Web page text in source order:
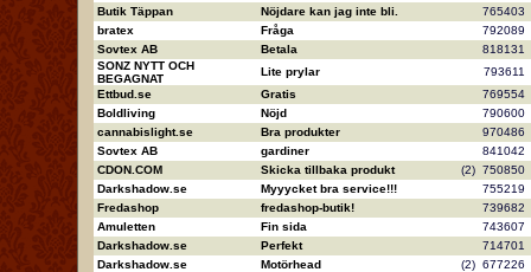
Butik Täppan
Nöjdare kan jag inte bli.
765403
bratex
Fråga
792089
Sovtex AB
Betala
818131
SONZ NYTT OCH
BEGAGNAT
Lite prylar
793611
Ettbud.se
Gratis
769554
Boldliving
Nöjd
790600
cannabislight.se
Bra produkter
970486
Sovtex AB
gardiner
841042
CDON.COM
Skicka tillbaka produkt (2) 750850
Darkshadow.se
Myyycket bra service!!!
755219
Fredashop
fredashop-butik!
739682
Amuletten
Fin sida
743607
Darkshadow.se
Perfekt
714701
Darkshadow.se
Motörhead (2) 677226